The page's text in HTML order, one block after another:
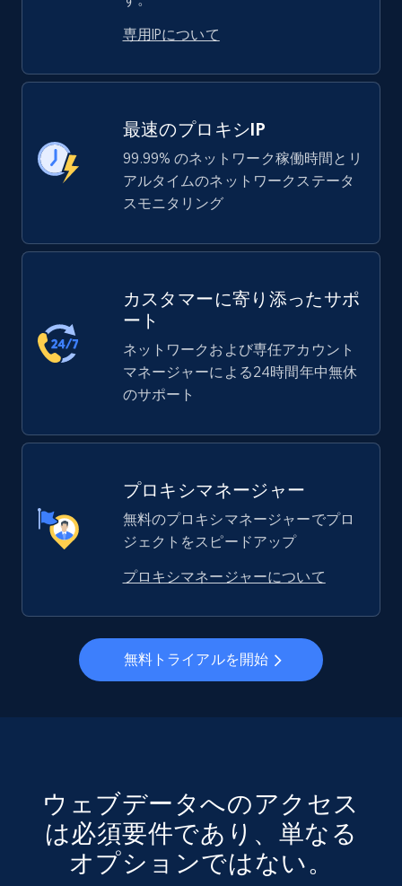
専用IPについて
最速のプロキシIP
99.99% のネットワーク稼働時間とリ
アルタイムのネットワークステータ
スモニタリング
カスタマーに寄り添ったサポ
ート
ネットワークおよび専任アカウント
マネージャーによる24時間年中無休
のサポート
プロキシマネージャー
無料のプロキシマネージャーでプロ
ジェクトをスピードアップ
プロキシマネージャーについて
無料トライアルを開始
ウェブデータへのアクセス
は必須要件であり、単なる
オプションではない。